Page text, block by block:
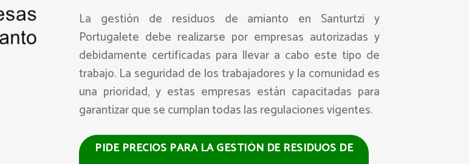
La gestión de residuos de amianto en Santurtzi y
Portugalete debe realizarse por empresas autorizadas y
debidamente certificadas para llevar a cabo este tipo de
trabajo. La seguridad de los trabajadores y la comunidad es
una prioridad, y estas empresas están capacitadas para
garantizar que se cumplan todas las regulaciones vigentes.
PIDE PRECIOS PARA LA GESTIÓN DE RESIDUOS DE